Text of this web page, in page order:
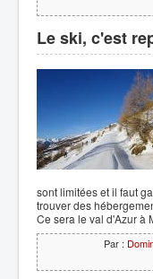
Le ski, c'est
sont limitées et il faut
trouver des
Ce sera le val d'Azur à
Par :